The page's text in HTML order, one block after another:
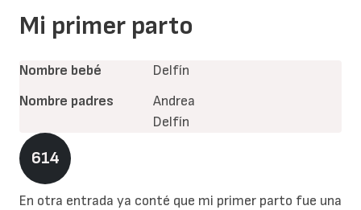
614
Mi primer parto
En otra entrada ya conté que mi primer parto fue una
Nombre bebé
Delfín
Nombre padres
Andrea
Delfín